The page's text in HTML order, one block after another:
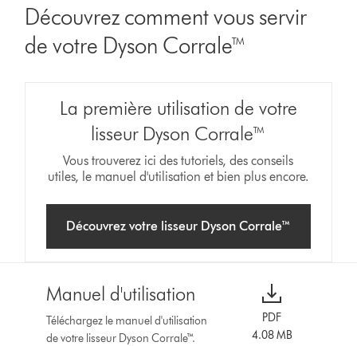
Découvrez comment vous servir
de votre Dyson Corrale™
La première utilisation de votre
lisseur Dyson Corrale™
Vous trouverez ici des tutoriels, des conseils
utiles, le manuel d'utilisation et bien plus encore.
Découvrez votre lisseur Dyson Corrale™
Manuel d'utilisation
Téléchargez le manuel d'utilisation
de votre lisseur Dyson Corrale™.
PDF
4.08 MB